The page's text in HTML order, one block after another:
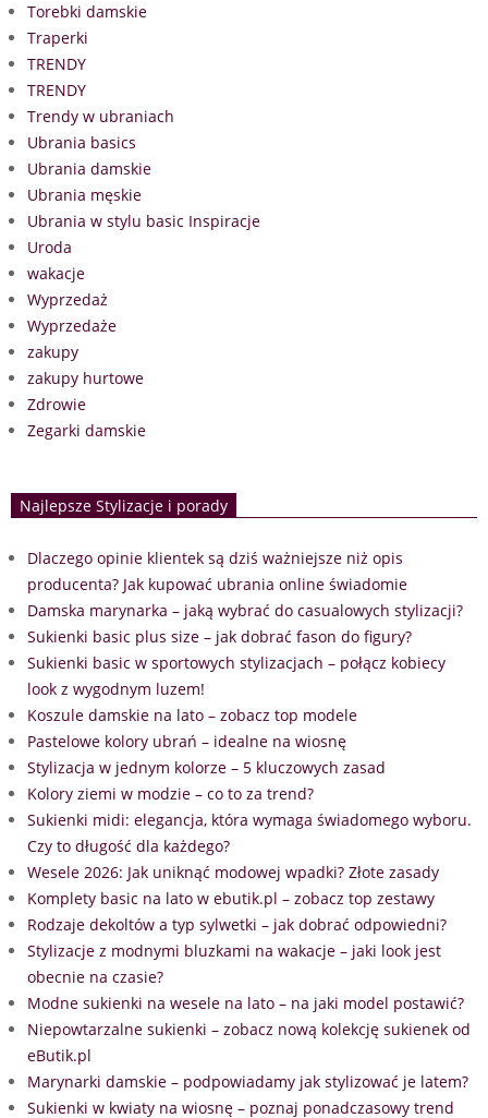
Torebki damskie
Traperki
TRENDY
TRENDY
Trendy w ubraniach
Ubrania basics
Ubrania damskie
Ubrania męskie
Ubrania w stylu basic Inspiracje
Uroda
wakacje
Wyprzedaż
Wyprzedaże
zakupy
zakupy hurtowe
Zdrowie
Zegarki damskie
Najlepsze Stylizacje i porady
Dlaczego opinie klientek są dziś ważniejsze niż opis
producenta? Jak kupować ubrania online świadomie
Damska marynarka – jaką wybrać do casualowych stylizacji?
Sukienki basic plus size – jak dobrać fason do figury?
Sukienki basic w sportowych stylizacjach – połącz kobiecy
look z wygodnym luzem!
Koszule damskie na lato – zobacz top modele
Pastelowe kolory ubrań – idealne na wiosnę
Stylizacja w jednym kolorze – 5 kluczowych zasad
Kolory ziemi w modzie – co to za trend?
Sukienki midi: elegancja, która wymaga świadomego wyboru.
Czy to długość dla każdego?
Wesele 2026: Jak uniknąć modowej wpadki? Złote zasady
Komplety basic na lato w ebutik.pl – zobacz top zestawy
Rodzaje dekoltów a typ sylwetki – jak dobrać odpowiedni?
Stylizacje z modnymi bluzkami na wakacje – jaki look jest
obecnie na czasie?
Modne sukienki na wesele na lato – na jaki model postawić?
Niepowtarzalne sukienki – zobacz nową kolekcję sukienek od
eButik.pl
Marynarki damskie – podpowiadamy jak stylizować je latem?
Sukienki w kwiaty na wiosnę – poznaj ponadczasowy trend